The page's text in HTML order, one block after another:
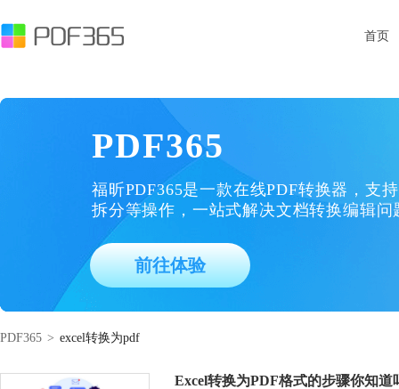
首页
PDF365
福昕PDF365是一款在线PDF转换器，支
拆分等操作，一站式解决文档转换编辑问
前往体验
PDF365 > excel转换为pdf
Excel转换为PDF格式的步骤你知道